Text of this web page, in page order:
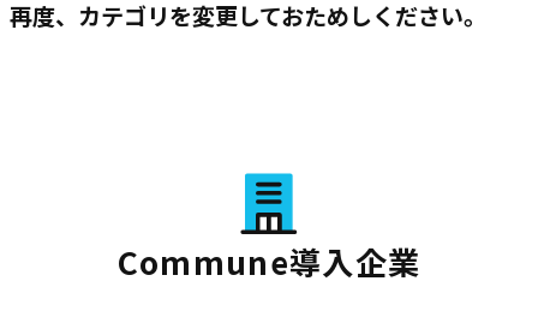
再度、カテゴリを変更しておためしください。
Commune導入企業